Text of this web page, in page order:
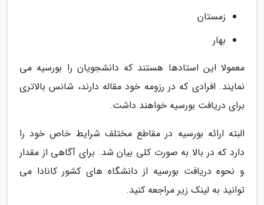
زمستان
بهار
معمولا این استادها هستند که دانشجویان را بورسیه می
نمایند. افرادی که در رزومه خود مقاله دارند، شانس بالاتری
برای دریافت بورسیه خواهند داشت.
البته ارائه بورسیه در مقاطع مختلف شرایط خاص خود را
دارد که در بالا به صورت کلی بیان شد. برای آگاهی از مقدار
و نحوه دریافت بورسیه از دانشگاه های کشور کانادا می
توانید به لینک زیر مراجعه کنید.